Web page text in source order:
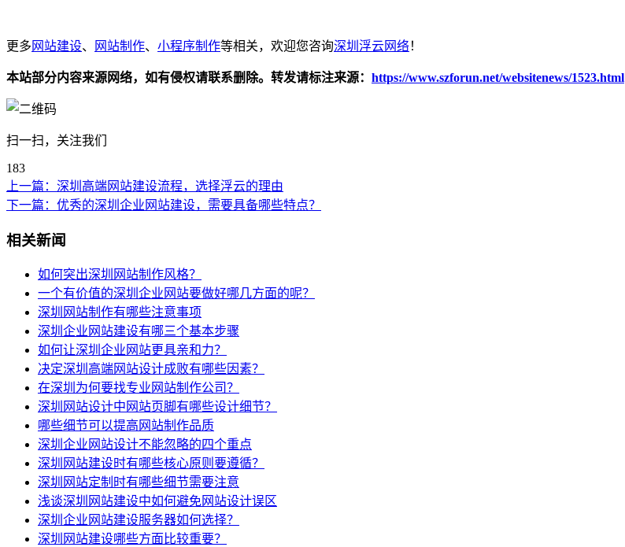
更多 网站建设、 网站制作、 小程序制作等相关，欢迎您咨询深圳浮云网络！
本站部分内容来源网络，如有侵权请联系删除。转发请标注来源： https://www.szforun.net/websitenews/1523.html
扫一扫，关注我们
183
上一篇： 深圳高端网站建设流程，选择浮云的理由
下一篇： 优秀的深圳企业网站建设，需要具备哪些特点？
相关新闻
如何突出深圳网站制作风格？
一个有价值的深圳企业网站要做好哪几方面的呢？
深圳网站制作有哪些注意事项
深圳企业网站建设有哪三个基本步骤
如何让深圳企业网站更具亲和力？
决定深圳高端网站设计成败有哪些因素？
在深圳为何要找专业网站制作公司？
深圳网站设计中网站页脚有哪些设计细节？
哪些细节可以提高网站制作品质
深圳企业网站设计不能忽略的四个重点
深圳网站建设时有哪些核心原则要遵循？
深圳网站定制时有哪些细节需要注意
浅谈深圳网站建设中如何避免网站设计误区
深圳企业网站建设服务器如何选择？
深圳网站建设哪些方面比较重要？